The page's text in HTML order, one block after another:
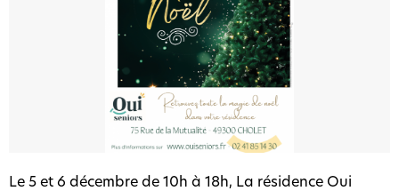
Le 5 et 6 décembre de 10h à 18h, La résidence Oui